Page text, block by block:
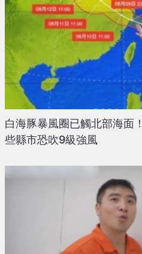
白海豚暴風圈已觸北部海
些縣市恐吹9級強風